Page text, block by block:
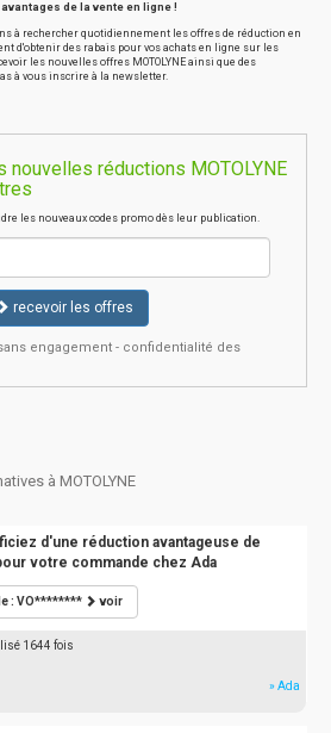
de la vente en ligne !
à rechercher quotidiennement les offres de réduction en
d'obtenir des rabais pour vos achats en ligne sur les
les nouvelles offres MOTOLYNE ainsi que des
à vous inscrire à la newsletter.
réductions MOTOLYNE
les nouveaux codes promo dès leur publication.
recevoir les offres
engagement - confidentialité des
à MOTOLYNE
d'une réduction avantageuse de
votre commande chez Ada
: VO******** voir
1644 fois
» Ada